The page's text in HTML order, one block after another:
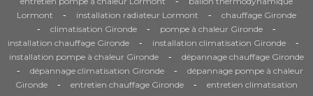
Lormont
- installation radiateur Lormont - chauffage Gironde
- climatisation Gironde - pompe à chaleur Gironde -
installation chauffage Gironde - installation climatisation Gironde -
installation pompe à chaleur Gironde - dépannage chauffage Gironde
- dépannage climatisation Gironde -
dépannage pompe à chaleur
Gironde
- entretien chauffage Gironde -
entretien climatisation